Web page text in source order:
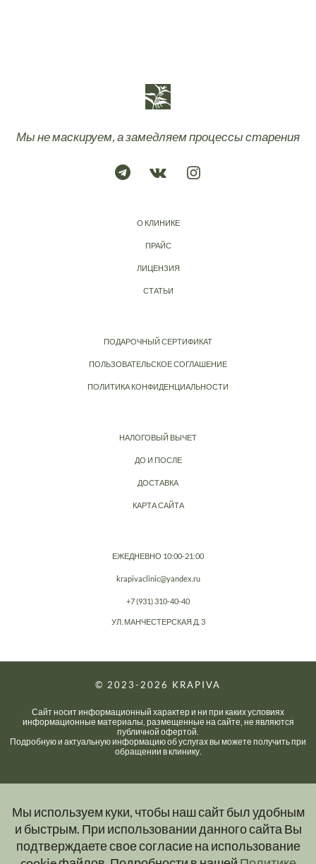
Мы используем куки, чтобы наш сайт был удобным
и быстрым. При использовании данного сайта Вы
подтверждаете свое согласие на использование
Мы не маскируем, а замедляем процессы старения
О КЛИНИКЕ
ПРАЙС
ЛИЦЕНЗИЯ
СТАТЬИ
ПОДАРОЧНЫЙ СЕРТИФИКАТ
ПОЛЬЗОВАТЕЛЬСКОЕ СОГЛАШЕНИЕ
ПОЛИТИКА КОНФИДЕНЦИАЛЬНОСТИ
НАЛОГОВЫЙ ВЫЧЕТ
ДО И ПОСЛЕ
ДОСТАВКА
КАРТА САЙТА
ЕЖЕДНЕВНО 10:00-21:00
krapivaclinic@yandex.ru
+7 (931) 310-40-40
УЛ. МАНЧЕСТЕРСКАЯ Д. 3
© 2023-2026 KRAPIVA
Сайт носит информационный характер и ни при каких условиях
информационные материалы, размещенные на сайте, не являются
публичной офертой.
Подробную и актуальную информацию об услугах вы можете получить при
обращении в клинику.